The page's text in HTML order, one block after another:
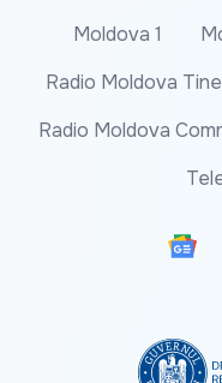
Moldova 1
Radio Moldova
Radio Moldova